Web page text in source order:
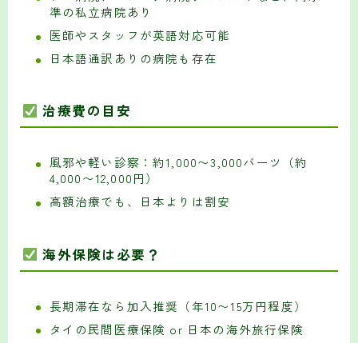
準の私立病院あり
医師やスタッフが英語対応可能
日本語通訳ありの病院も存在
治療費の目安
風邪や軽い診察：約1,000〜3,000バーツ（約
4,000〜12,000円）
高額治療でも、日本よりは割安
海外保険は必要？
長期滞在なら加入推奨（年10〜15万円程度）
タイの民間医療保険 or 日本の海外旅行保険